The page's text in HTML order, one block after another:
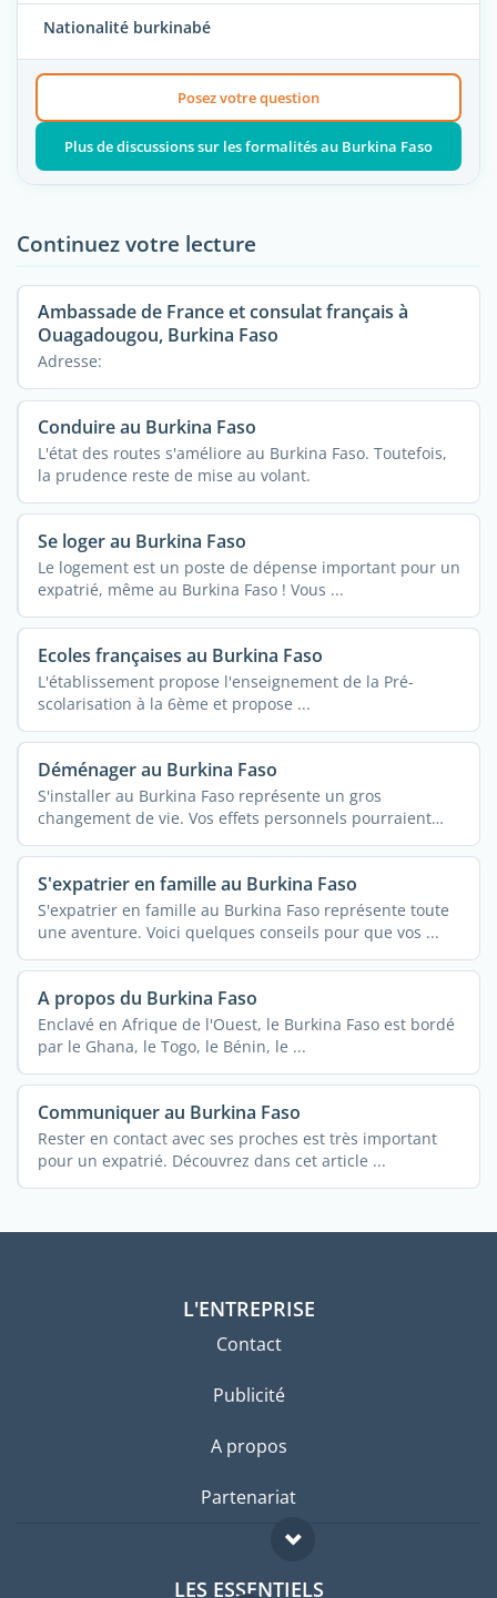
Nationalité burkinabé
Posez votre question
Plus de discussions sur les formalités au Burkina Faso
Continuez votre lecture
Ambassade de France et consulat français à
Ouagadougou, Burkina Faso
Adresse:
Conduire au Burkina Faso
L'état des routes s'améliore au Burkina Faso. Toutefois,
la prudence reste de mise au volant.
Se loger au Burkina Faso
Le logement est un poste de dépense important pour un
expatrié, même au Burkina Faso ! Vous ...
Ecoles françaises au Burkina Faso
L'établissement propose l'enseignement de la Pré-
scolarisation à la 6ème et propose ...
Déménager au Burkina Faso
S'installer au Burkina Faso représente un gros
changement de vie. Vos effets personnels pourraient
vous ...
S'expatrier en famille au Burkina Faso
S'expatrier en famille au Burkina Faso représente toute
une aventure. Voici quelques conseils pour que vos ...
A propos du Burkina Faso
Enclavé en Afrique de l'Ouest, le Burkina Faso est bordé
par le Ghana, le Togo, le Bénin, le ...
Communiquer au Burkina Faso
Rester en contact avec ses proches est très important
pour un expatrié. Découvrez dans cet article ...
L'ENTREPRISE
Contact
Publicité
A propos
Partenariat
LES ESSENTIELS